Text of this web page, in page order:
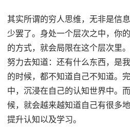
其实所谓的穷人思维，无非是信
少罢了。身处一个层次之中，你
的方式，就会局限在这个层次里
努力去知道：还有什么东西，是
的时候，都不知道自己不知道。
中，沉浸在自己的认知世界中。
候，就会越来越知道自己有很多
提升认知以及学习。